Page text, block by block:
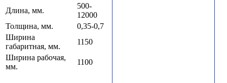
Длина, мм.
500-
12000
Толщина, мм.
0,35-0,7
Ширина
габаритная, мм.
1150
Ширина рабочая,
мм.
1100